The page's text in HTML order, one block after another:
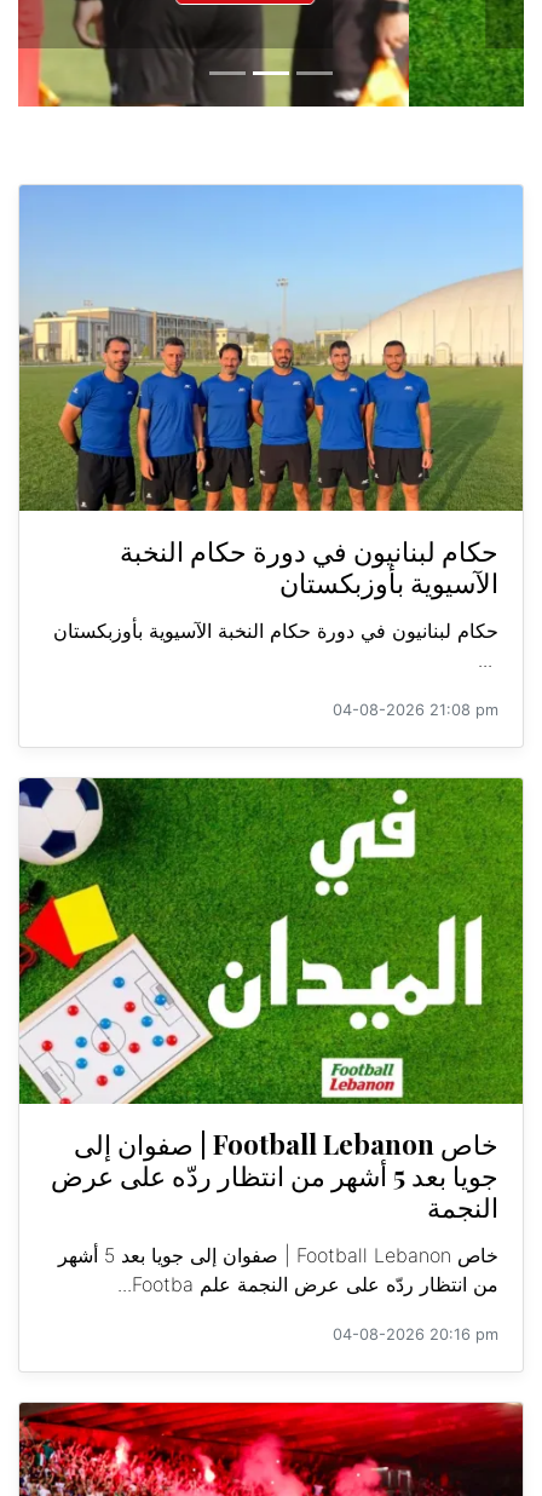
حكام لبنانيون في دورة حكام النخبة
الآسيوية بأوزبكستان
حكام لبنانيون في دورة حكام النخبة الآسيوية بأوزبكستان
...
04-08-2026 21:08 pm
خاص Football Lebanon | صفوان إلى
جويا بعد 5 أشهر من انتظار ردّه على عرض
النجمة
خاص Football Lebanon | صفوان إلى جويا بعد 5 أشهر
من انتظار ردّه على عرض النجمة علم Footba...
04-08-2026 20:16 pm